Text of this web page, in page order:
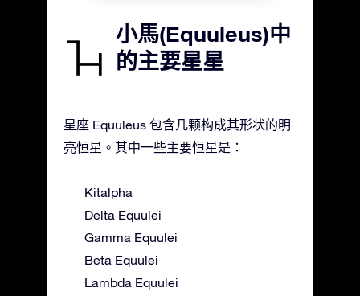
小馬(Equuleus)中
的主要星星
星座 Equuleus 包含几颗构成其形状的明
亮恒星。其中一些主要恒星是：
Kitalpha
Delta Equulei
Gamma Equulei
Beta Equulei
Lambda Equulei